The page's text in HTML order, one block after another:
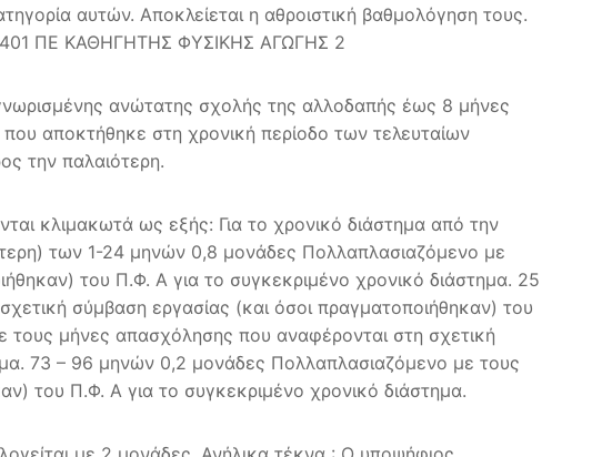
αυτών. Αποκλείεται η αθροιστική βαθμολόγηση τους.
401 ΠΕ ΚΑΘΗΓΗΤΗΣ ΦΥΣΙΚΗΣ ΑΓΩΓΗΣ 2
ανώτατης σχολής της αλλοδαπής έως 8 μήνες
αποκτήθηκε στη χρονική περίοδο των τελευταίων
την παλαιότερη.
κλιμακωτά ως εξής: Για το χρονικό διάστημα από την
των 1-24 μηνών 0,8 μονάδες Πολλαπλασιαζόμενο με
του Π.Φ. Α για το συγκεκριμένο χρονικό διάστημα. 25
σύμβαση εργασίας (και όσοι πραγματοποιήθηκαν) του
μήνες απασχόλησης που αναφέρονται στη σχετική
73 – 96 μηνών 0,2 μονάδες Πολλαπλασιαζόμενο με τους
του Π.Φ. Α για το συγκεκριμένο χρονικό διάστημα.